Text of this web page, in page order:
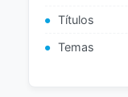
Títulos
Temas